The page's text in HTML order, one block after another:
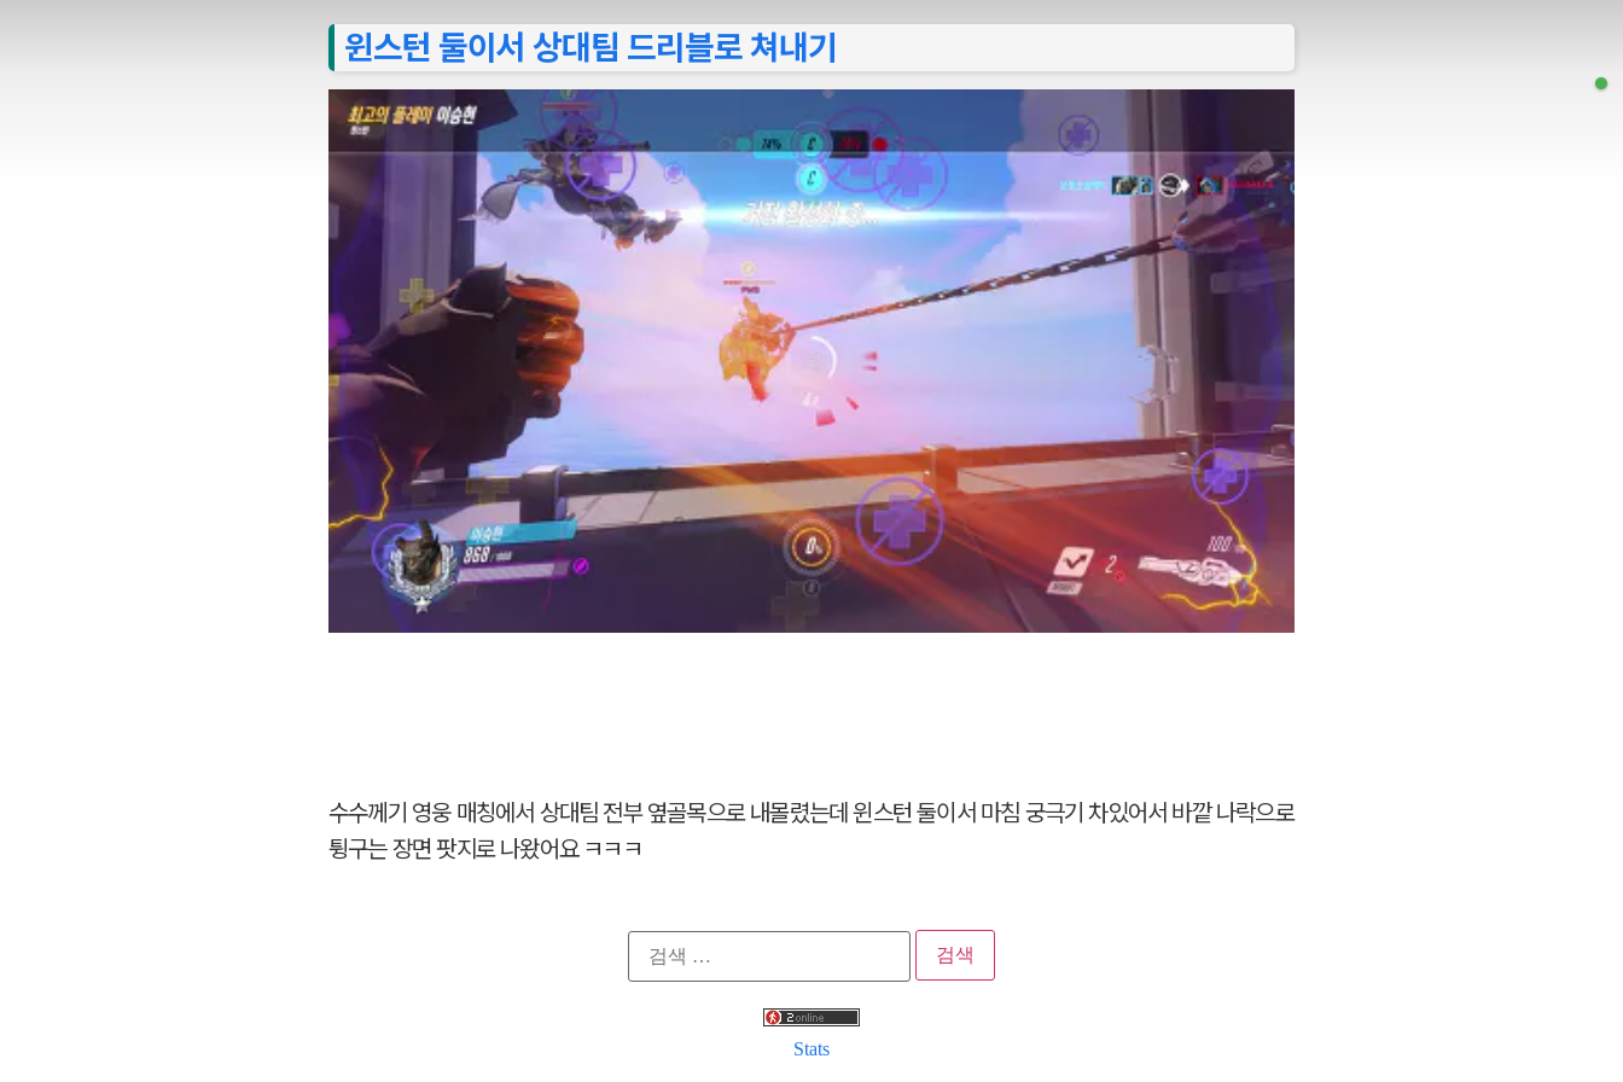
윈스턴 둘이서 상대팀 드리블로 쳐내기
수수께기 영웅 매칭에서 상대팀 전부 옆골목으로 내몰렸는데 윈스턴 둘이서 마침 궁극기 차있어서 바깥 나락으로
튕구는 장면 팟지로 나왔어요 ㅋㅋㅋ
검
색:
Stats